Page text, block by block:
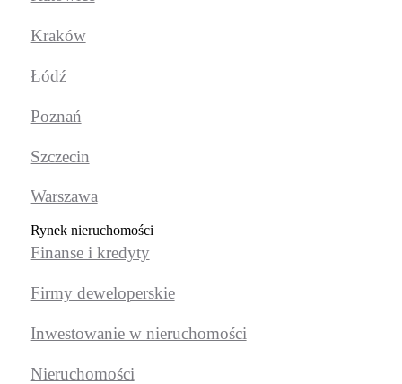
Kraków
Łódź
Poznań
Szczecin
Warszawa
Rynek nieruchomości
Finanse i kredyty
Firmy deweloperskie
Inwestowanie w nieruchomości
Nieruchomości